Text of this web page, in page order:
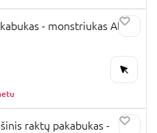
- monstriukas Alley
raktų pakabukas -